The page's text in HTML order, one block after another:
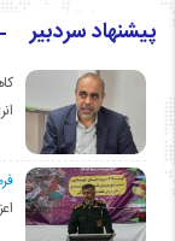
پیشنهاد سردبیر
اعزام ۱۰۰۰